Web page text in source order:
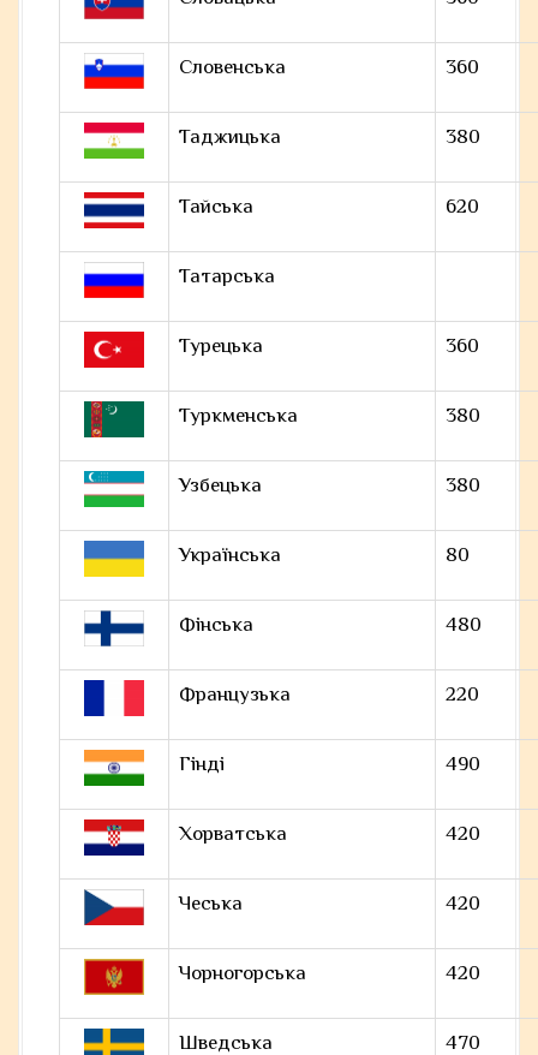
Словенська 360
Таджицька 380
Тайська 620
Татарська
Турецька 360
Туркменська 380
Узбецька 380
Українська 80
Фінська 480
Французька 220
Гінді 490
Хорватська 420
Чеська 420
Чорногорська 420
Шведська 470